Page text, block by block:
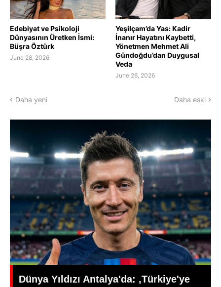
Edebiyat ve Psikoloji
Dünyasının Üretken İsmi:
Büşra Öztürk
June 28, 2026
Yeşilçam’da Yas: Kadir
İnanır Hayatını Kaybetti,
Yönetmen Mehmet Ali
Gündoğdu’dan Duygusal
Veda
June 26, 2026
Daha yeni Daha eski
Edebiyat ve Psikoloji Dünyasının